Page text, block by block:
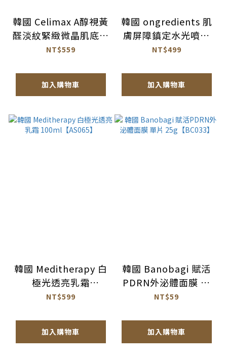
韓國 Celimax A醇視黃
醛淡紋緊緻微晶肌底液
15ml【AS071】
NT$559
加入購物車
韓國 ongredients 肌
膚屏障鎮定水光噴霧
100ml 公司貨
NT$499
加入購物車
韓國 Meditherapy 白
極光透亮乳霜
100ml【AS065】
NT$599
加入購物車
韓國 Banobagi 賦活
PDRN外泌體面膜 單
片 25g【BC033】
NT$59
加入購物車